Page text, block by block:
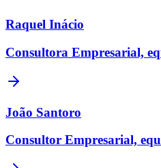
Raquel Inácio
Consultora Empresarial,
João Santoro
Consultor Empresarial,